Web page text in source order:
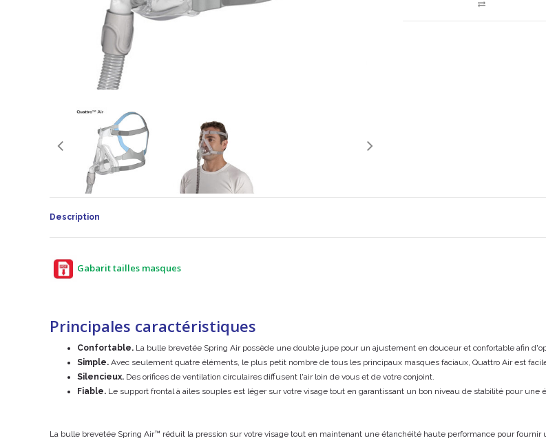
Description
Gabarit tailles masques
Principales caractéristiques
Confortable. La bulle brevetée Spring Air possède une double jupe pour un ajustement en douceur et confortable afin
Simple. Avec seulement quatre éléments, le plus petit nombre de tous les principaux masques faciaux, Quattro Air est
Silencieux. Des orifices de ventilation circulaires diffusent l'air loin de vous et de votre conjoint.
Fiable. Le support frontal à ailes souples est léger sur votre visage tout en garantissant un bon niveau de stabilité pour une
La bulle brevetée Spring Air™ réduit la pression sur votre visage tout en maintenant une étanchéité haute performance pour